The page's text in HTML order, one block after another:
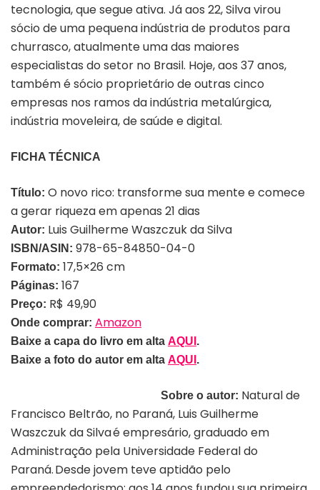
tecnologia, que segue ativa. Já aos 22, Silva virou
sócio de uma pequena indústria de produtos para
churrasco, atualmente uma das maiores
especialistas do setor no Brasil. Hoje, aos 37 anos,
também é sócio proprietário de outras cinco
empresas nos ramos da indústria metalúrgica,
indústria moveleira, de saúde e digital.
FICHA TÉCNICA
Título: O novo rico: transforme sua mente e comece
a gerar riqueza em apenas 21 dias
Autor: Luis Guilherme Waszczuk da Silva
ISBN/ASIN: 978-65-84850-04-0
Formato: 17,5×26 cm
Páginas: 167
Preço: R$ 49,90
Onde comprar: Amazon
Baixe a capa do livro em alta AQUI .
Baixe a foto do autor em alta AQUI .
Sobre o autor: Natural de
Francisco Beltrão, no Paraná, Luis Guilherme
Waszczuk da Silva é empresário, graduado em
Administração pela Universidade Federal do
Paraná. Desde jovem teve aptidão pelo